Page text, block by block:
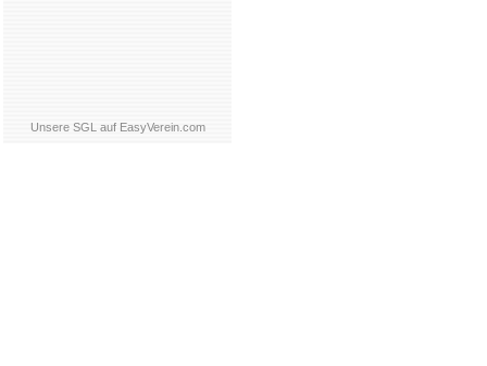
Unsere SGL auf EasyVerein.com